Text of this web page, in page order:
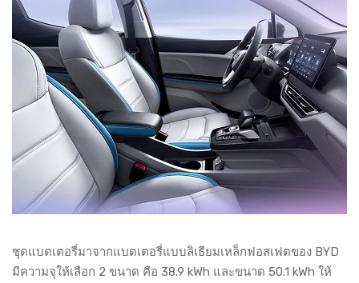
ชุดแบตเตอรี่มาจากแบตเตอรี่แบบลิเธียมเหล็กฟอสเฟตของ BYD
มีความจุให้เลือก 2 ขนาด คือ 38.9 kWh และขนาด 50.1 kWh ให้